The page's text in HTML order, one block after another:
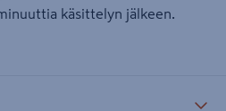
käsittelyn jälkeen.